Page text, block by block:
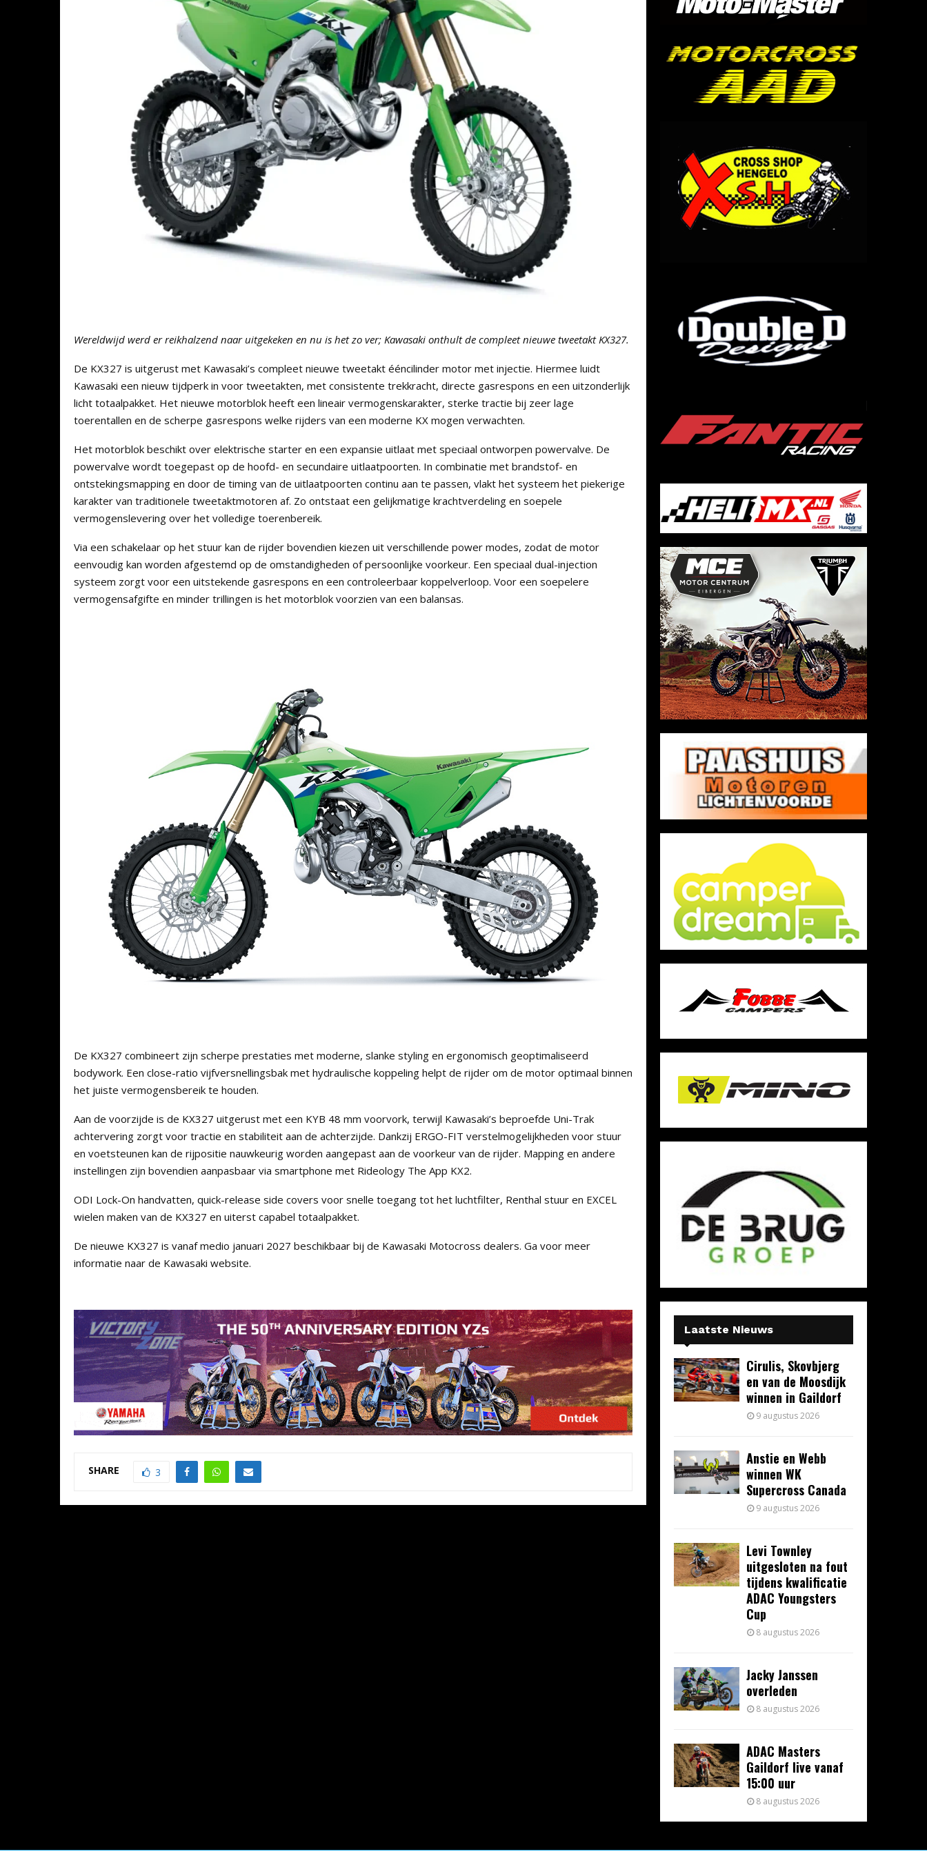
Wereldwijd werd er reikhalzend naar uitgekeken en nu is het zo ver; Kawasaki onthult de compleet nieuwe tweetakt KX327.
De KX327 is uitgerust met Kawasaki’s compleet nieuwe tweetakt ééncilinder motor met injectie. Hiermee luidt
Kawasaki een nieuw tijdperk in voor tweetakten, met consistente trekkracht, directe gasrespons en een uitzonderlijk
licht totaalpakket. Het nieuwe motorblok heeft een lineair vermogenskarakter, sterke tractie bij zeer lage
toerentallen en de scherpe gasrespons welke rijders van een moderne KX mogen verwachten.
Het motorblok beschikt over elektrische starter en een expansie uitlaat met speciaal ontworpen powervalve. De
powervalve wordt toegepast op de hoofd- en secundaire uitlaatpoorten. In combinatie met brandstof- en
ontstekingsmapping en door de timing van de uitlaatpoorten continu aan te passen, vlakt het systeem het piekerige
karakter van traditionele tweetaktmotoren af. Zo ontstaat een gelijkmatige krachtverdeling en soepele
vermogenslevering over het volledige toerenbereik.
Via een schakelaar op het stuur kan de rijder bovendien kiezen uit verschillende power modes, zodat de motor
eenvoudig kan worden afgestemd op de omstandigheden of persoonlijke voorkeur. Een speciaal dual-injection
systeem zorgt voor een uitstekende gasrespons en een controleerbaar koppelverloop. Voor een soepelere
vermogensafgifte en minder trillingen is het motorblok voorzien van een balansas.
De KX327 combineert zijn scherpe prestaties met moderne, slanke styling en ergonomisch geoptimaliseerd
bodywork. Een close-ratio vijfversnellingsbak met hydraulische koppeling helpt de rijder om de motor optimaal binnen
het juiste vermogensbereik te houden.
Aan de voorzijde is de KX327 uitgerust met een KYB 48 mm voorvork, terwijl Kawasaki’s beproefde Uni-Trak
achtervering zorgt voor tractie en stabiliteit aan de achterzijde. Dankzij ERGO-FIT verstelmogelijkheden voor stuur
en voetsteunen kan de rijpositie nauwkeurig worden aangepast aan de voorkeur van de rijder. Mapping en andere
instellingen zijn bovendien aanpasbaar via smartphone met Rideology The App KX2.
ODI Lock-On handvatten, quick-release side covers voor snelle toegang tot het luchtfilter, Renthal stuur en EXCEL
wielen maken van de KX327 en uiterst capabel totaalpakket.
De nieuwe KX327 is vanaf medio januari 2027 beschikbaar bij de Kawasaki Motocross dealers. Ga voor meer
informatie naar de Kawasaki website.
SHARE 3
Laatste Nieuws
Cirulis, Skovbjerg
en van de Moosdijk
winnen in Gaildorf
9 augustus 2026
Anstie en Webb
winnen WK
Supercross Canada
9 augustus 2026
Levi Townley
uitgesloten na fout
tijdens kwalificatie
ADAC Youngsters
Cup
8 augustus 2026
Jacky Janssen
overleden
8 augustus 2026
ADAC Masters
Gaildorf live vanaf
15:00 uur
8 augustus 2026